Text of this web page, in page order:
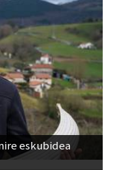
eskubidea